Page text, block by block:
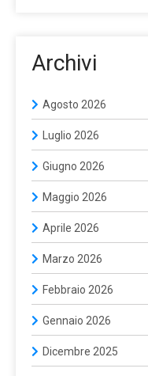
Archivi
Agosto 2026
Luglio 2026
Giugno 2026
Maggio 2026
Aprile 2026
Marzo 2026
Febbraio 2026
Gennaio 2026
Dicembre 2025